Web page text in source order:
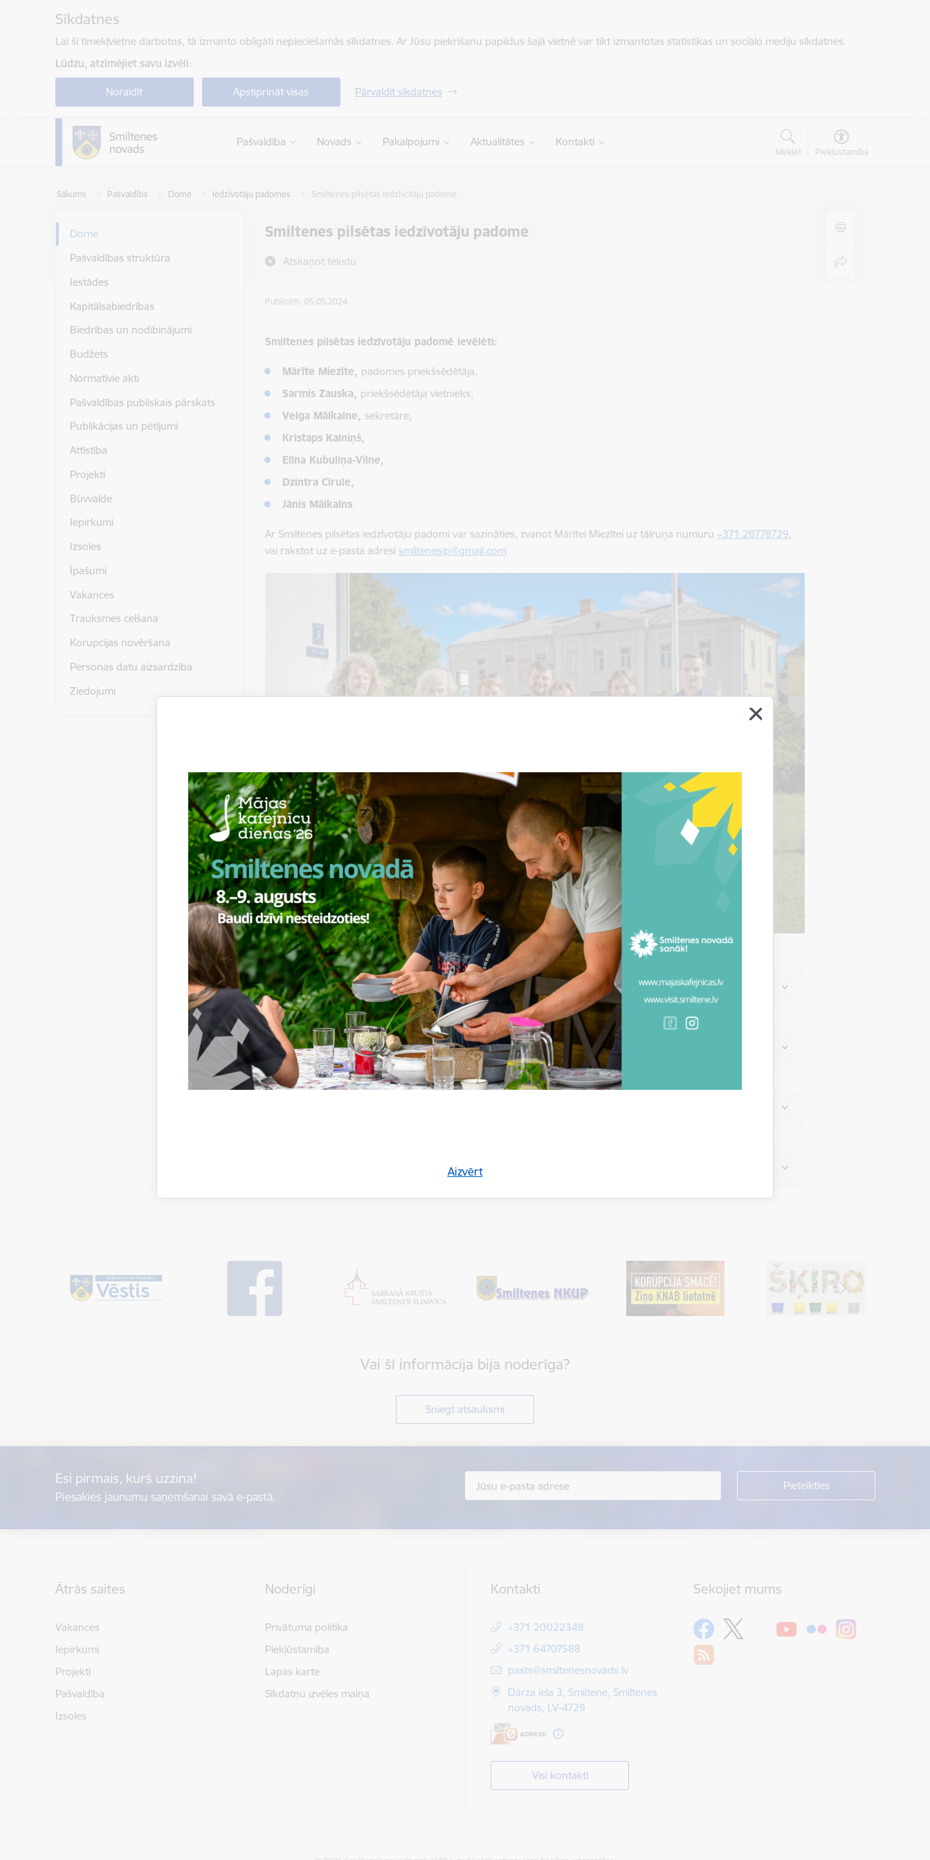
Sīkdatnes
Lai šī tīmekļvietne darbotos, tā izmanto obligāti nepieciešamās sīkdatnes. Ar Jūsu piekrišanu papildus šajā vietnē var tikt izmantotas statistikas un sociālo mediju sīkdatnes.
Lūdzu, atzīmējiet savu izvēli:
Noraidīt Apstiprināt visas Pārvaldīt sīkdatnes
Pašvaldība Novads Pakalpojumi Aktualitātes Kontakti
Meklēt Piekļūstamība
Sākums Pašvaldība Dome Iedzīvotāju padomes Smiltenes pilsētas iedzīvotāju padome
Smiltenes pilsētas iedzīvotāju padome
Atskaņot tekstu
Aizvērt
Dome
Pašvaldības struktūra
Iestādes
Kapitālsabiedrības
Biedrības un nodibinājumi
Budžets
Normatīvie akti
Pašvaldības publiskais pārskats
Publikācijas un pētījumi
Attīstība
Projekti
Būvvalde
Iepirkumi
Izsoles
Īpašumi
Vakances
Trauksmes celšana
Korupcijas novēršana
Personas datu aizsardzība
Ziedojumi
Publicēts: 05.05.2024.
Smiltenes pilsētas iedzīvotāju padomē ievēlēti:
Mārīte Miezīte, padomes priekšsēdētāja,
Sarmis Zauska, priekšsēdētāja vietnieks,
Velga Mālkalne, sekretāre,
Kristaps Kalniņš,
Elīna Kubuliņa-Vilne,
Dzintra Cīrule,
Jānis Mālkalns.
Ar Smiltenes pilsētas iedzīvotāju padomi var sazināties, zvanot Mārītei Miezītei uz tālruņa numuru+371 28778729,
vai rakstot uz e-pasta adresi smiltenesip@gmail.com
Sēžu protokoli un darba kārtības 2026. gads
Sēžu protokoli un darba kārtības 2025. gads
Vai šī informācija bija noderīga?
Sniegt atsauksmi
Esi pirmais, kurš uzzina!
Piesakies jaunumu saņemšanai savā e-pastā.
Ātrās saites
Vakances
Iepirkumi
Projekti
Pašvaldība
Izsoles
Noderīgi
Privātuma politika
Piekļūstamība
Lapas karte
Sīkdatņu izvēles maiņa
Kontakti
+371 20022348
+371 64707588
E-pasts:
pasts@smiltenesnovads.lv
Dārza iela 3, Smiltene, Smiltenes
novads, LV-4729
Visi kontakti
Sekojiet mums